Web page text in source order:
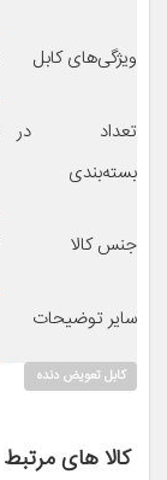
ویژگی‌های کابل
تعداد در
بسته‌بندی
جنس کالا
سایر توضیحات
کابل تعویض دنده
کالا های مرتبط